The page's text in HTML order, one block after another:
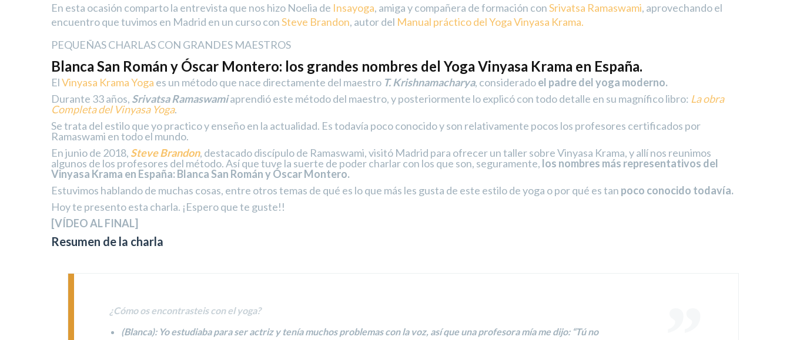
En esta ocasión comparto la entrevista que nos hizo Noelia de Insayoga, amiga y compañera de formación conSrivatsa Ramaswami, aprovechando el
encuentro que tuvimos en Madrid en un curso conSteve Brandon, autor del Manual práctico del Yoga Vinyasa Krama.
PEQUEÑAS CHARLAS CON GRANDES MAESTROS
Blanca San Román y Óscar Montero: los grandes nombres del Yoga Vinyasa Krama en España.
ElVinyasa Krama Yoga es un método que nace directamente del maestro T. Krishnamacharya, consideradoel padre del yoga moderno.
Durante 33 años, Srivatsa Ramaswamiaprendió este método del maestro, y posteriormente lo explicó con todo detalle en su magnífico libro: La obra
Completa del Vinyasa Yoga.
Se trata del estilo que yo practico y enseño en la actualidad. Es todavía poco conocido y son relativamente pocos los profesores certificados por
Ramaswami en todo el mundo.
En junio de 2018, Steve Brandon, destacado discípulo de Ramaswami, visitó Madrid para ofrecer un taller sobre Vinyasa Krama, y allí nos reunimos
algunos de los profesores del método. Así que tuve la suerte de poder charlar con los que son, seguramente, los nombres más representativos del
Vinyasa Krama en España: Blanca San Román y Óscar Montero.
Estuvimos hablando de muchas cosas, entre otros temas de qué es lo que más les gusta de este estilo de yoga o por qué es tan poco conocido todavía.
Hoy te presento esta charla. ¡Espero que te guste!!
[VÍDEO AL FINAL]
Resumen de la charla
¿Cómo os encontrasteis con el yoga?
(Blanca): Yo estudiaba para ser actriz y tenía muchos problemas con la voz, así que una profesora mía me dijo: “Tú no